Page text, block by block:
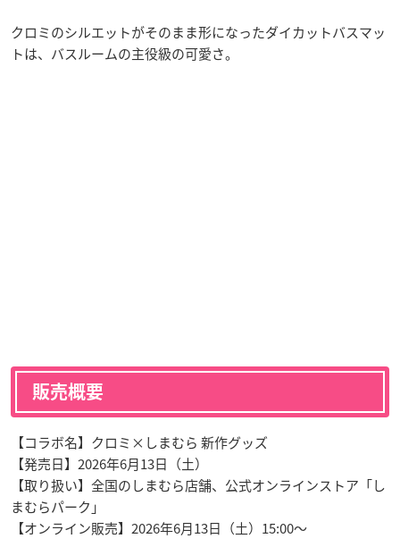
クロミのシルエットがそのまま形になったダイカットバスマッ
トは、バスルームの主役級の可愛さ。
販売概要
【コラボ名】クロミ×しまむら 新作グッズ
【発売日】2026年6月13日（土）
【取り扱い】全国のしまむら店舗、公式オンラインストア「し
まむらパーク」
【オンライン販売】2026年6月13日（土）15:00〜